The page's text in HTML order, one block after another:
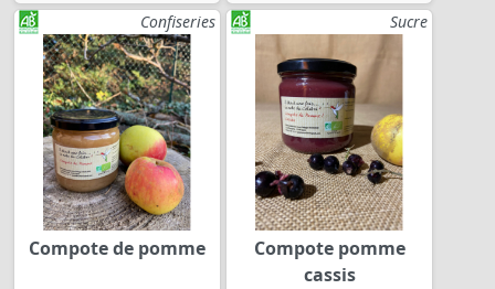
Confiseries
Compote de pomme
Sucre
Compote pomme
cassis